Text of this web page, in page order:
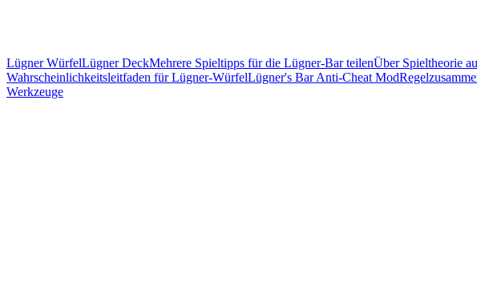
Lügner WürfelLügner DeckMehrere Spieltipps für die Lügner-Bar teilenÜber Spieltheorie
Wahrscheinlichkeitsleitfaden für Lügner-WürfelLügner's Bar Anti-Cheat Mod
Werkzeuge